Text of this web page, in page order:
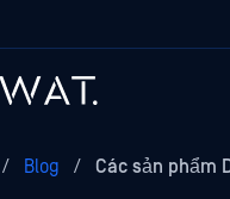
/ Blog / Các sản phẩm